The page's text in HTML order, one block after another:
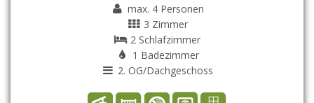
max. 4 Personen
3 Zimmer
2 Schlafzimmer
1 Badezimmer
2. OG/Dachgeschoss